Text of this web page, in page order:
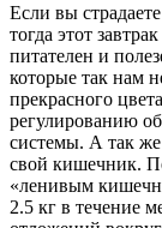
Если вы
тогда этот
питателен и
которые так нам
прекрасного
регулированию
системы. А так же
свой кишечник.
«ленивым
2.5 кг в течение